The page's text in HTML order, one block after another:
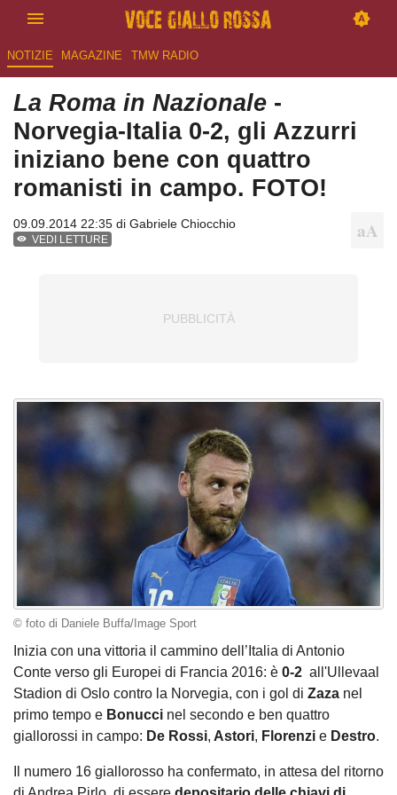
NOTIZIE MAGAZINE TMW RADIO
La Roma in Nazionale -
Norvegia-Italia 0-2, gli Azzurri
iniziano bene con quattro
romanisti in campo. FOTO!
09.09.2014 22:35 di Gabriele Chiocchio
VEDI LETTURE
© foto di Daniele Buffa/Image Sport
Inizia con una vittoria il cammino dell’Italia di Antonio
Conte verso gli Europei di Francia 2016: è 0-2 all'Ullevaal
Stadion di Oslo contro la Norvegia, con i gol di Zaza nel
primo tempo e Bonucci nel secondo e ben quattro
giallorossi in campo: De Rossi, Astori, Florenzi e Destro.
Il numero 16 giallorosso ha confermato, in attesa del ritorno